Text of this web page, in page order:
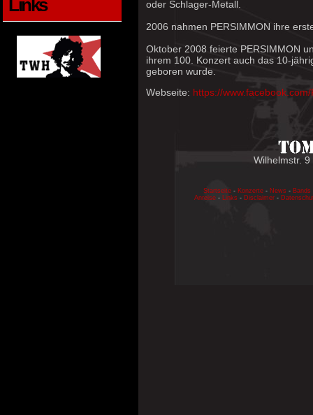
Links
oder Schlager-Metall.
2006 nahmen PERSIMMON ihre
Oktober 2008 feierte PERSIMMON
ihrem 100. Konzert auch das 10-
geboren wurde.
Webseite: https://
Wilhelmstr.
Startseite - Konzerte - News - Bands
Anreise - Links - Disclaimer -